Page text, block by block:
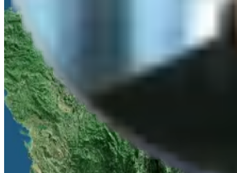
Anfrage abschicken
Vertrieb
Telefonisch erreichbar
Deutschland
Stuttgart: +49 711 217 282 73
Düsseldorf: +49 211 976 342 83
Leipzig: +49 341 978 561 63
Österreich
+43 732 277 277